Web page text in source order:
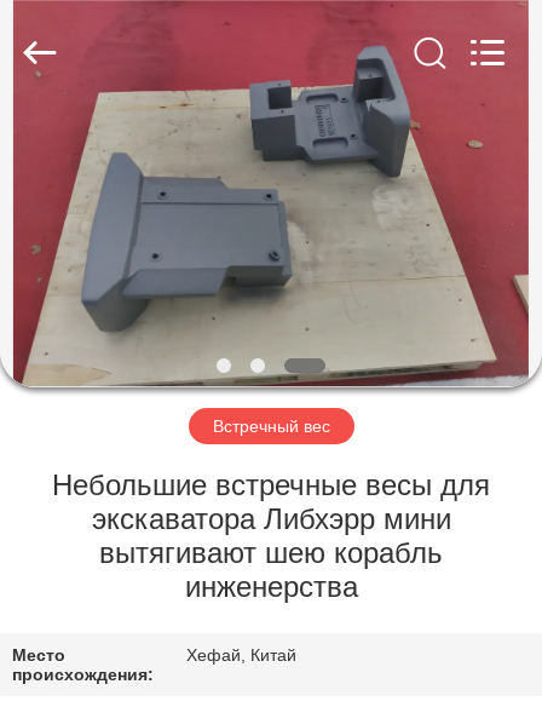
ДОМ
ПРОДУКТЫ
НАС
ПУТЕШЕСТВИЕ
ПРОВЕРКА
КАЧЕСТВА
МЫ
Factory.
Rights
Встречный вес
Небольшие встречные весы для
экскаватора Либхэрр мини
вытягивают шею корабль
инженерства
Место
происхождения:
Хефай, Китай